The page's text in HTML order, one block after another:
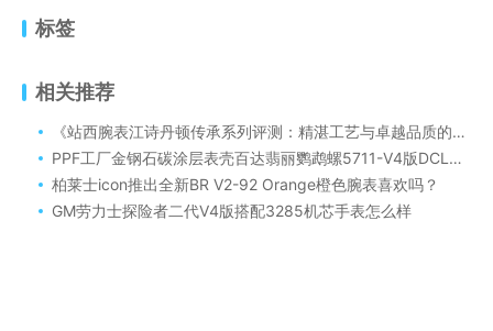
标签
相关推荐
《站西腕表江诗丹顿传承系列评测：精湛工艺与卓越品质的完美呈现》
PPF工厂金钢石碳涂层表壳百达翡丽鹦鹉螺5711-V4版DCL镀黑手表评估
柏莱士icon推出全新BR V2-92 Orange橙色腕表喜欢吗？
GM劳力士探险者二代V4版搭配3285机芯手表怎么样